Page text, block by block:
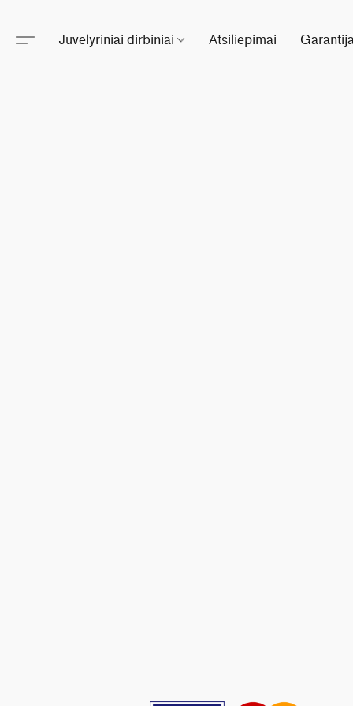
Juvelyriniai dirbiniai Atsiliepimai